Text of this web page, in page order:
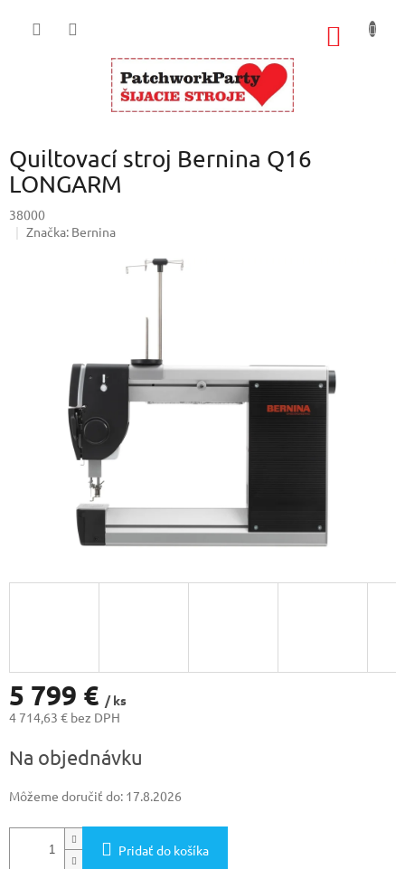
Quiltovací stroj Bernina Q16
LONGARM
38000
Značka: Bernina
5 799 € / ks
4 714,63 € bez DPH
cena:
Na objednávku
Môžeme doručiť do: 17.8.2026
Pridať do košíka